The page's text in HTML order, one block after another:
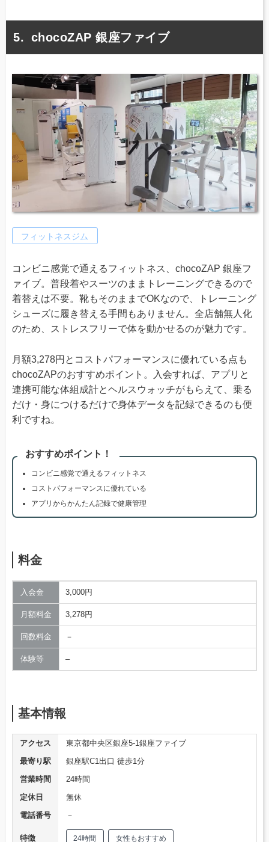
chocoZAP 銀座ファイブ
フィットネスジム
コンビニ感覚で通えるフィットネス、chocoZAP 銀座フ
ァイブ。普段着やスーツのままトレーニングできるので
着替えは不要。靴もそのままでOKなので、トレーニング
シューズに履き替える手間もありません。全店舗無人化
のため、ストレスフリーで体を動かせるのが魅力です。
月額3,278円とコストパフォーマンスに優れている点も
chocoZAPのおすすめポイント。入会すれば、アプリと
連携可能な体組成計とヘルスウォッチがもらえて、乗る
だけ・身につけるだけで身体データを記録できるのも便
利ですね。
おすすめポイント！
コンビニ感覚で通えるフィットネス
コストパフォーマンスに優れている
アプリからかんたん記録で健康管理
料金
入会金 3,000円
月額料金 3,278円
回数料金 －
体験等 –
基本情報
アクセス
東京都中央区銀座5-1銀座ファイブ
最寄り駅
銀座駅C1出口 徒歩1分
営業時間
24時間
定休日
無休
電話番号
－
特徴 24時間 女性もおすすめ